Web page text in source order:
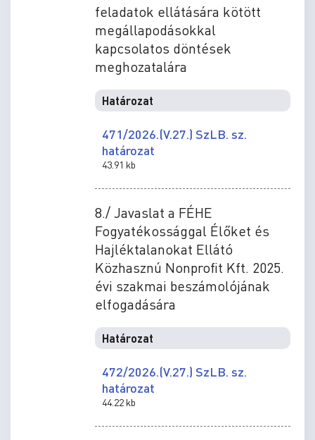
feladatok ellátására kötött
megállapodásokkal
kapcsolatos döntések
meghozatalára
Határozat
471/2026.(V.27.) SzLB. sz.
határozat
43.91 kb
8./ Javaslat a FÉHE
Fogyatékossággal Élőket és
Hajléktalanokat Ellátó
Közhasznú Nonprofit Kft. 2025.
évi szakmai beszámolójának
elfogadására
Határozat
472/2026.(V.27.) SzLB. sz.
határozat
44.22 kb